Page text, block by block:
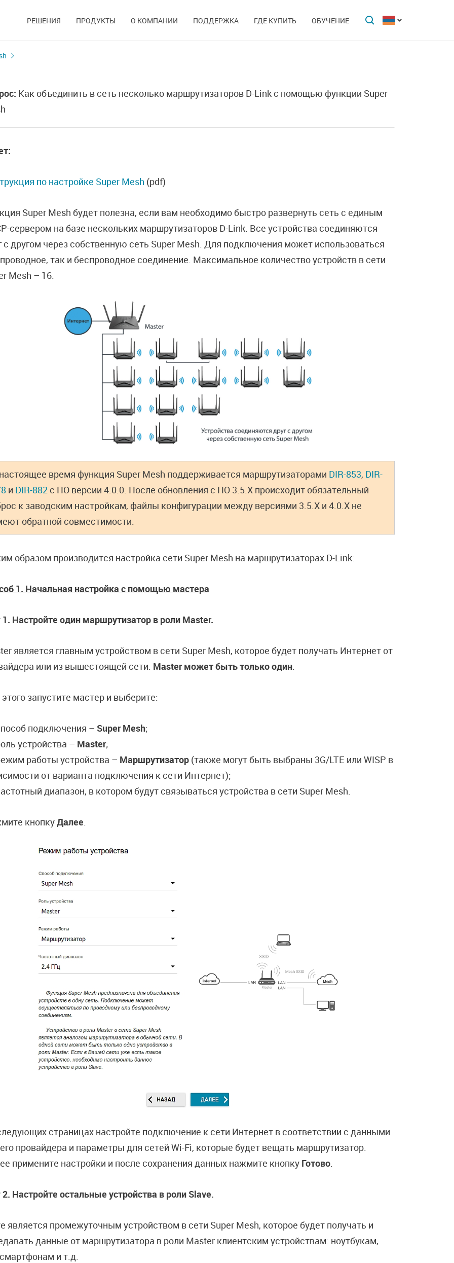
РЕШЕНИЯ ПРОДУКТЫ О КОМПАНИИ ПОДДЕРЖКА ГДЕ КУПИТЬ ОБУЧЕНИЕ
Как объединить в сеть несколько маршрутизаторов D-Link c помощью функции Super
по настройке Super Mesh (pdf)
Super Mesh будет полезна, если вам необходимо быстро развернуть сеть с единым
сервером на базе нескольких маршрутизаторов D-Link. Все устройства соединяются
с другом через собственную сеть Super Mesh. Для подключения может использоваться
так и беспроводное соединение. Максимальное количество устройств в сети
Mesh – 16.
время функция Super Mesh поддерживается маршрутизаторами DIR-853, DIR-
и DIR-882 с ПО версии 4.0.0. После обновления с ПО 3.5.X происходит обязательный
к заводским настройкам, файлы конфигурации между версиями 3.5.X и 4.0.X не
обратной совместимости.
образом производится настройка сети Super Mesh на маршрутизаторах D-Link:
1. Начальная настройка с помощью мастера
Настройте один маршрутизатор в роли Master.
является главным устройством в сети Super Mesh, которое будет получать Интернет от
или из вышестоящей сети. Master может быть только один.
запустите мастер и выберите:
подключения – Super Mesh;
устройства – Master;
работы устройства – Маршрутизатор(также могут быть выбраны 3G/LTE или WISP в
от варианта подключения к сети Интернет);
диапазон, в котором будут связываться устройства в сети Super Mesh.
кнопкуДалее.
страницах настройте подключение к сети Интернет в соответствии с данными
провайдера и параметры для сетей Wi-Fi, которые будет вещать маршрутизатор.
примените настройки и после сохранения данных нажмите кнопку Готово.
Настройте остальные устройства в роли Slave.
является промежуточным устройством в сети Super Mesh, которое будет получать и
данные от маршрутизатора в роли Master клиентским устройствам: ноутбукам,
и т.д.